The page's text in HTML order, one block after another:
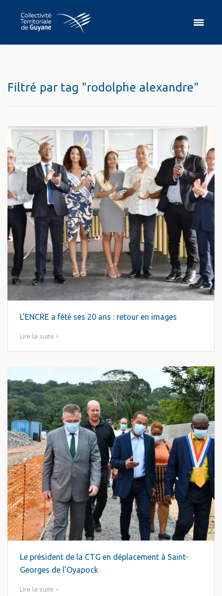
Filtré par tag "rodolphe alexandre"
L’ENCRE a fêté ses 20 ans : retour en images
Lire la suite
Le président de la CTG en déplacement à Saint-
Georges de l’Oyapock
Lire la suite